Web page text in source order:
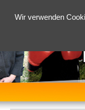
Wir verwenden